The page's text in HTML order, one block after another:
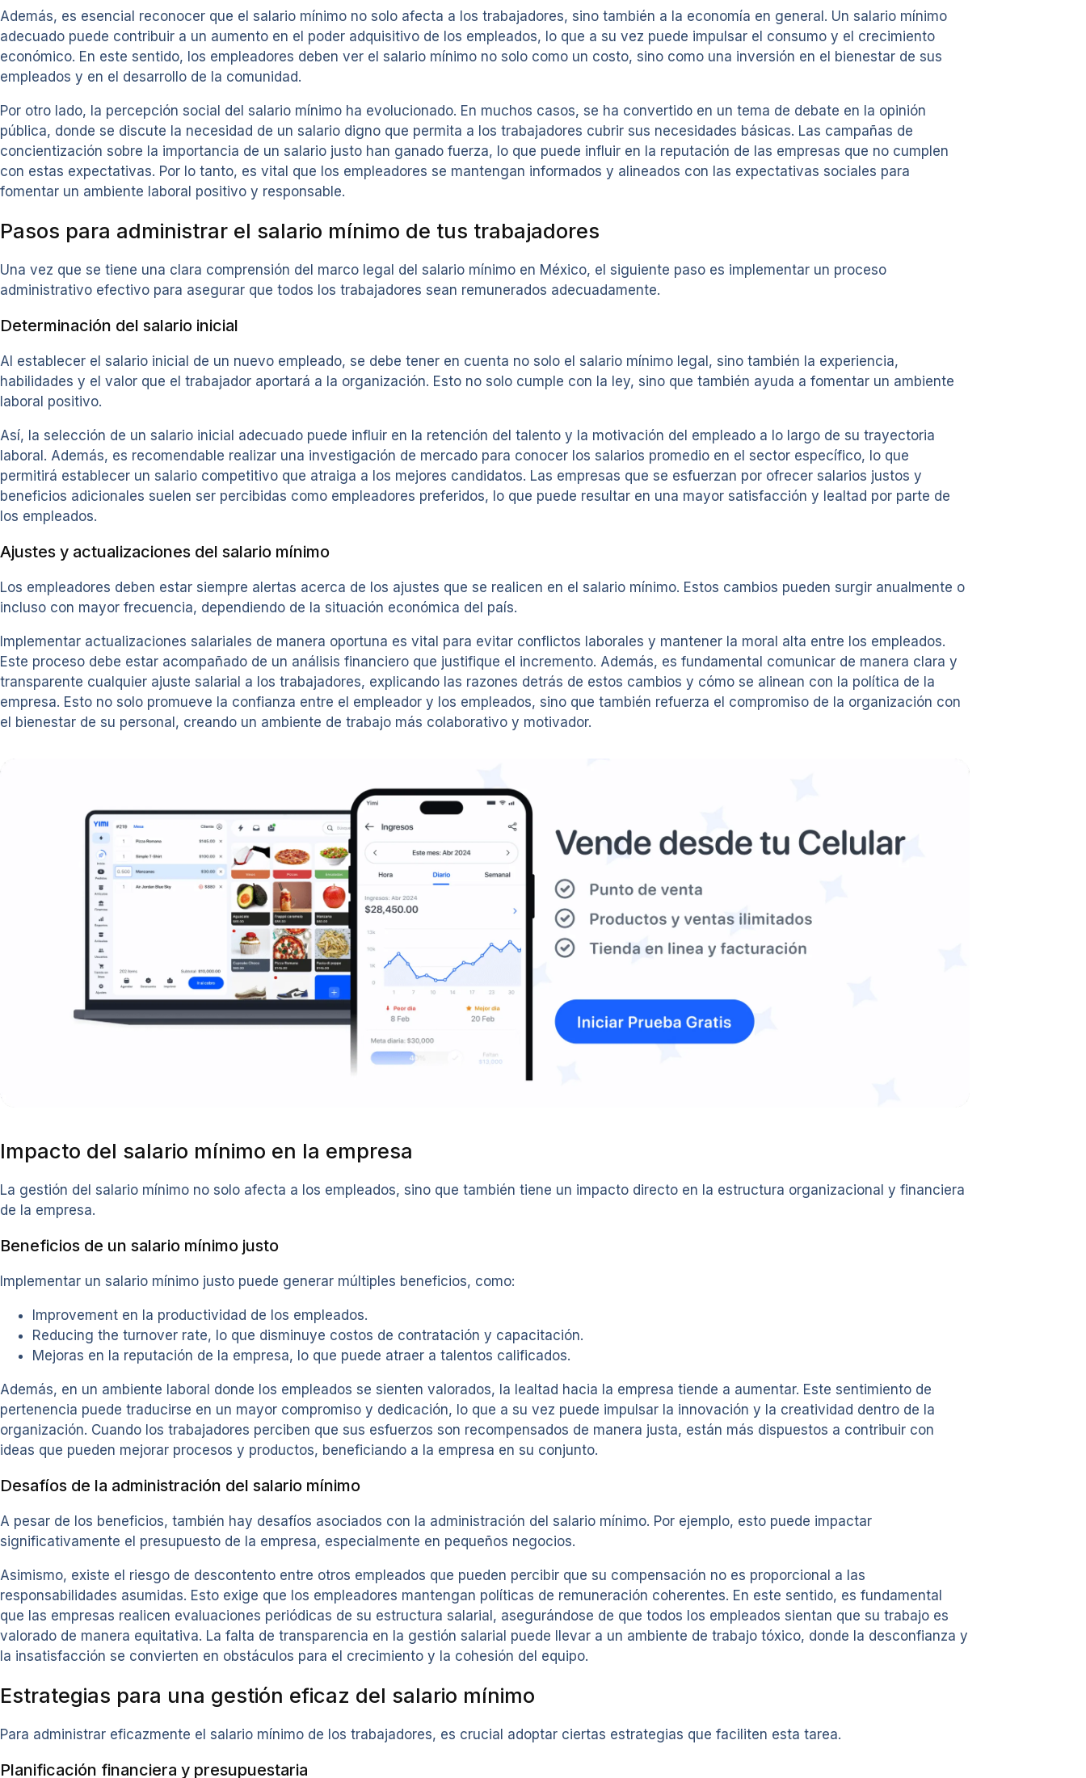
Además, es esencial reconocer que el salario mínimo no solo afecta a los trabajadores, sino también a la economía en general. Un salario mínimo
adecuado puede contribuir a un aumento en el poder adquisitivo de los empleados, lo que a su vez puede impulsar el consumo y el crecimiento
económico. En este sentido, los empleadores deben ver el salario mínimo no solo como un costo, sino como una inversión en el bienestar de sus
empleados y en el desarrollo de la comunidad.
Por otro lado, la percepción social del salario mínimo ha evolucionado. En muchos casos, se ha convertido en un tema de debate en la opinión
pública, donde se discute la necesidad de un salario digno que permita a los trabajadores cubrir sus necesidades básicas. Las campañas de
concientización sobre la importancia de un salario justo han ganado fuerza, lo que puede influir en la reputación de las empresas que no cumplen
con estas expectativas. Por lo tanto, es vital que los empleadores se mantengan informados y alineados con las expectativas sociales para
fomentar un ambiente laboral positivo y responsable.
Pasos para administrar el salario mínimo de tus trabajadores
Una vez que se tiene una clara comprensión del marco legal del salario mínimo en México, el siguiente paso es implementar un proceso
administrativo efectivo para asegurar que todos los trabajadores sean remunerados adecuadamente.
Determinación del salario inicial
Al establecer el salario inicial de un nuevo empleado, se debe tener en cuenta no solo el salario mínimo legal, sino también la experiencia,
habilidades y el valor que el trabajador aportará a la organización. Esto no solo cumple con la ley, sino que también ayuda a fomentar un ambiente
laboral positivo.
Así, la selección de un salario inicial adecuado puede influir en la retención del talento y la motivación del empleado a lo largo de su trayectoria
laboral. Además, es recomendable realizar una investigación de mercado para conocer los salarios promedio en el sector específico, lo que
permitirá establecer un salario competitivo que atraiga a los mejores candidatos. Las empresas que se esfuerzan por ofrecer salarios justos y
beneficios adicionales suelen ser percibidas como empleadores preferidos, lo que puede resultar en una mayor satisfacción y lealtad por parte de
los empleados.
Ajustes y actualizaciones del salario mínimo
Los empleadores deben estar siempre alertas acerca de los ajustes que se realicen en el salario mínimo. Estos cambios pueden surgir anualmente o
incluso con mayor frecuencia, dependiendo de la situación económica del país.
Implementar actualizaciones salariales de manera oportuna es vital para evitar conflictos laborales y mantener la moral alta entre los empleados.
Este proceso debe estar acompañado de un análisis financiero que justifique el incremento. Además, es fundamental comunicar de manera clara y
transparente cualquier ajuste salarial a los trabajadores, explicando las razones detrás de estos cambios y cómo se alinean con la política de la
empresa. Esto no solo promueve la confianza entre el empleador y los empleados, sino que también refuerza el compromiso de la organización con
el bienestar de su personal, creando un ambiente de trabajo más colaborativo y motivador.
Impacto del salario mínimo en la empresa
La gestión del salario mínimo no solo afecta a los empleados, sino que también tiene un impacto directo en la estructura organizacional y financiera
de la empresa.
Beneficios de un salario mínimo justo
Implementar un salario mínimo justo puede generar múltiples beneficios, como:
Improvement en la productividad de los empleados.
Reducing the turnover rate, lo que disminuye costos de contratación y capacitación.
Mejoras en la reputación de la empresa, lo que puede atraer a talentos calificados.
Además, en un ambiente laboral donde los empleados se sienten valorados, la lealtad hacia la empresa tiende a aumentar. Este sentimiento de
pertenencia puede traducirse en un mayor compromiso y dedicación, lo que a su vez puede impulsar la innovación y la creatividad dentro de la
organización. Cuando los trabajadores perciben que sus esfuerzos son recompensados de manera justa, están más dispuestos a contribuir con
ideas que pueden mejorar procesos y productos, beneficiando a la empresa en su conjunto.
Desafíos de la administración del salario mínimo
A pesar de los beneficios, también hay desafíos asociados con la administración del salario mínimo. Por ejemplo, esto puede impactar
significativamente el presupuesto de la empresa, especialmente en pequeños negocios.
Asimismo, existe el riesgo de descontento entre otros empleados que pueden percibir que su compensación no es proporcional a las
responsabilidades asumidas. Esto exige que los empleadores mantengan políticas de remuneración coherentes. En este sentido, es fundamental
que las empresas realicen evaluaciones periódicas de su estructura salarial, asegurándose de que todos los empleados sientan que su trabajo es
valorado de manera equitativa. La falta de transparencia en la gestión salarial puede llevar a un ambiente de trabajo tóxico, donde la desconfianza y
la insatisfacción se convierten en obstáculos para el crecimiento y la cohesión del equipo.
Estrategias para una gestión eficaz del salario mínimo
Para administrar eficazmente el salario mínimo de los trabajadores, es crucial adoptar ciertas estrategias que faciliten esta tarea.
Planificación financiera y presupuestaria